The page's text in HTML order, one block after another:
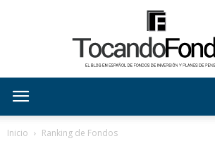
Inicio Ranking de Fondos